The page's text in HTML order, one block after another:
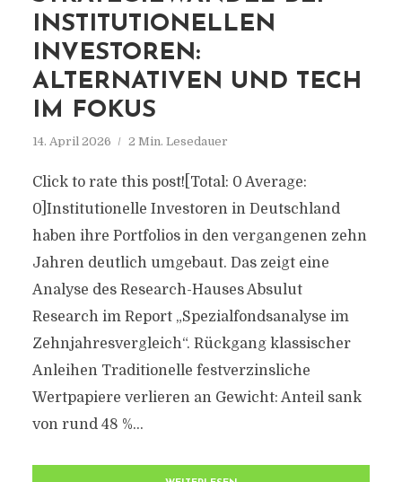
INSTITUTIONELLEN
INVESTOREN:
ALTERNATIVEN UND TECH
IM FOKUS
14. April 2026 2 Min. Lesedauer
Click to rate this post![Total: 0 Average:
0]Institutionelle Investoren in Deutschland
haben ihre Portfolios in den vergangenen zehn
Jahren deutlich umgebaut. Das zeigt eine
Analyse des Research-Hauses Absulut
Research im Report „Spezialfondsanalyse im
Zehnjahresvergleich“. Rückgang klassischer
Anleihen Traditionelle festverzinsliche
Wertpapiere verlieren an Gewicht: Anteil sank
von rund 48 %...